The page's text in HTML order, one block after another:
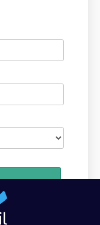
da ADIT